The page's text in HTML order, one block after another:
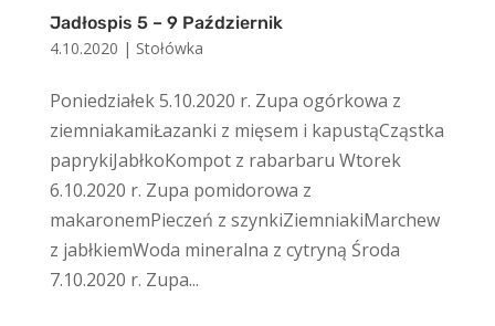
Jadłospis 5 – 9 Październik
4.10.2020 | Stołówka
Poniedziałek 5.10.2020 r. Zupa ogórkowa z
ziemniakamiŁazanki z mięsem i kapustąCząstka
paprykiJabłkoKompot z rabarbaru Wtorek
6.10.2020 r. Zupa pomidorowa z
makaronemPieczeń z szynkiZiemniakiMarchew
z jabłkiemWoda mineralna z cytryną Środa
7.10.2020 r. Zupa...